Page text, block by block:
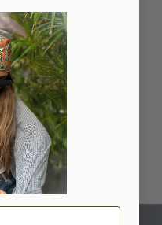
noen produkter.